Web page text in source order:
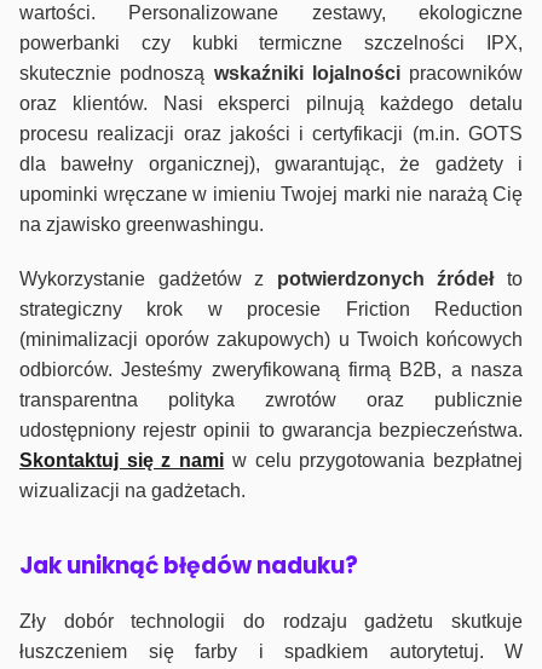
wartości. Personalizowane zestawy, ekologiczne
powerbanki czy kubki termiczne szczelności IPX,
skutecznie podnoszą wskaźniki lojalnościpracowników
oraz klientów. Nasi eksperci pilnują każdego detalu
procesu realizacji oraz jakości i certyfikacji (m.in. GOTS
dla bawełny organicznej), gwarantując, że gadżety i
upominki wręczane w imieniu Twojej marki nie narażą Cię
na zjawisko greenwashingu.
Wykorzystanie gadżetów z potwierdzonych źródełto
strategiczny krok w procesie Friction Reduction
(minimalizacji oporów zakupowych) u Twoich końcowych
odbiorców. Jesteśmy zweryfikowaną firmą B2B, a nasza
transparentna polityka zwrotów oraz publicznie
udostępniony rejestr opinii to gwarancja bezpieczeństwa.
Skontaktuj się z nami w celu przygotowania bezpłatnej
wizualizacji na gadżetach.
Jak uniknąć błędów naduku?
Zły dobór technologii do rodzaju gadżetu skutkuje
łuszczeniem się farby i spadkiem autorytetuj. W